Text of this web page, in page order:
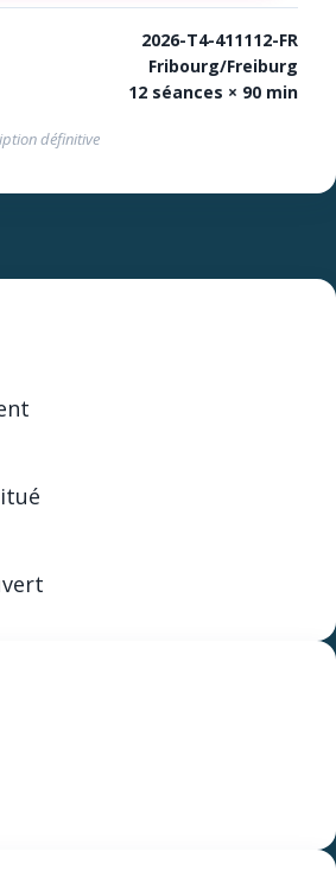
2026-T4-411112-FR
Fribourg/Freiburg
12 séances × 90 min
définitive